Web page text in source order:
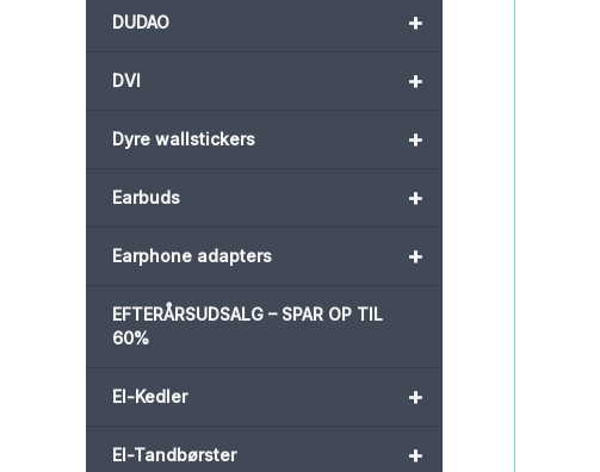
+
DUDAO
+
DVI
+
Dyre wallstickers
+
Earbuds
+
Earphone adapters
EFTERÅRSUDSALG – SPAR OP TIL
60%
+
El-Kedler
+
El-Tandbørster